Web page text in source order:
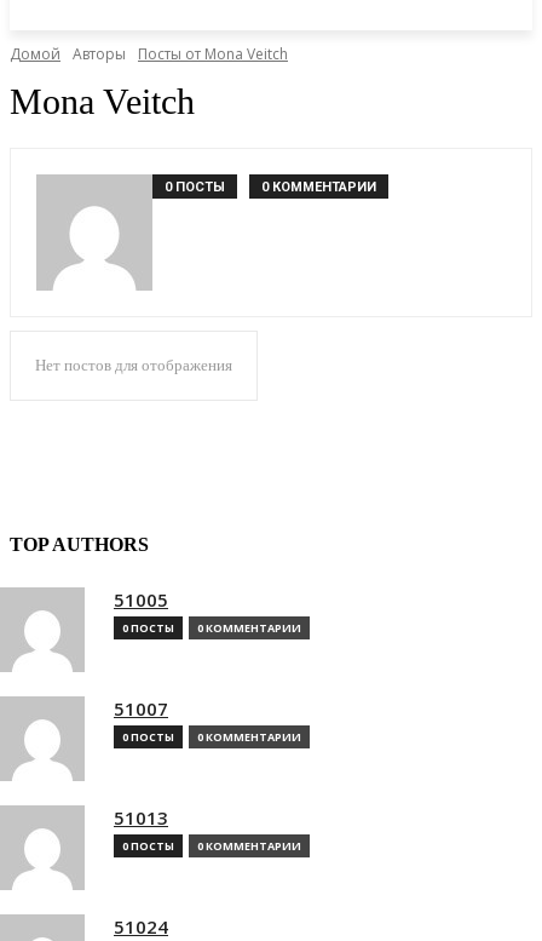
Домой Авторы Посты от Mona Veitch
Mona Veitch
0 ПОСТЫ 0 КОММЕНТАРИИ
Нет постов для отображения
TOP AUTHORS
51005
0 ПОСТЫ 0 КОММЕНТАРИИ
51007
0 ПОСТЫ 0 КОММЕНТАРИИ
51013
0 ПОСТЫ 0 КОММЕНТАРИИ
51024